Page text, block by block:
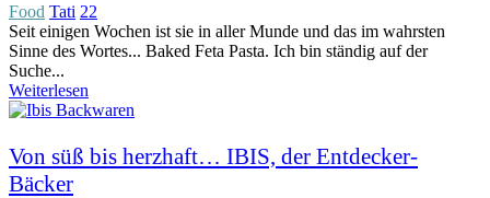
Food Tati 22
Seit einigen Wochen ist sie in aller Munde und das im wahrsten
Sinne des Wortes... Baked Feta Pasta. Ich bin ständig auf der
Suche...
Weiterlesen
Von süß bis herzhaft… IBIS, der Entdecker-
Bäcker